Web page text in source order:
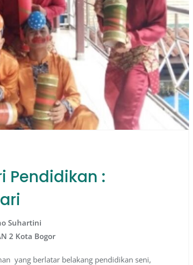
Pendidikan :
Suhartini
2 Kota Bogor
yang berlatar belakang pendidikan seni,